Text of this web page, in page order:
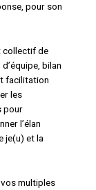
pour son
collectif de
bilan
facilitation
les
pour
l’élan
je(u) et la
vos multiples